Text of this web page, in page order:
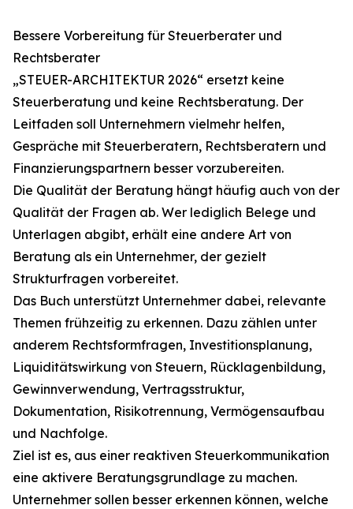
Bessere Vorbereitung für Steuerberater und
Rechtsberater
„STEUER-ARCHITEKTUR 2026“ ersetzt keine
Steuerberatung und keine Rechtsberatung. Der
Leitfaden soll Unternehmern vielmehr helfen,
Gespräche mit Steuerberatern, Rechtsberatern und
Finanzierungspartnern besser vorzubereiten.
Die Qualität der Beratung hängt häufig auch von der
Qualität der Fragen ab. Wer lediglich Belege und
Unterlagen abgibt, erhält eine andere Art von
Beratung als ein Unternehmer, der gezielt
Strukturfragen vorbereitet.
Das Buch unterstützt Unternehmer dabei, relevante
Themen frühzeitig zu erkennen. Dazu zählen unter
anderem Rechtsformfragen, Investitionsplanung,
Liquiditätswirkung von Steuern, Rücklagenbildung,
Gewinnverwendung, Vertragsstruktur,
Dokumentation, Risikotrennung, Vermögensaufbau
und Nachfolge.
Ziel ist es, aus einer reaktiven Steuerkommunikation
eine aktivere Beratungsgrundlage zu machen.
Unternehmer sollen besser erkennen können, welche